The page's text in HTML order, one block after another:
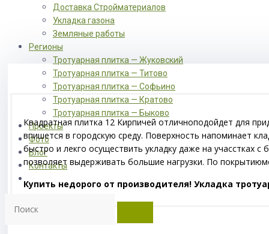
Доставка Стройматериалов
Укладка газона
Земляные работы
Регионы
Тротуарная плитка — Жуковский
Тротуарная плитка — Титово
Тротуарная плитка — Софьино
Тротуарная плитка — Кратово
Тротуарная плитка — Быково
Проекты
Фото
Блог
Контакты
Квадратная плитка 12 Кирпичей отличноподойдет для
впишется в городскую среду. Поверхность напоминает
быстро и лекго осуществить укладку даже на учасстках
позволяет выдерживать большие нагрузки. По
Купить недорого от производителя! Укладка